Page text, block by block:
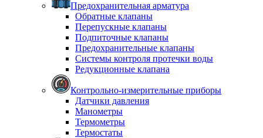
Предохранительная арматура
Обратные клапаны
Перепускные клапаны
Подпиточные клапаны
Предохранительные клапаны
Системы контроля протечки воды
Редукционные клапана
Контрольно-измерительные приборы
Датчики давления
Манометры
Термометры
Термостаты